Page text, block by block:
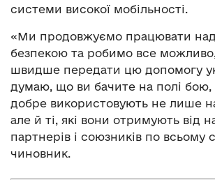
системи високої мобільності.
«Ми продовжуємо працювати
безпекою та робимо все
швидше передати цю допомогу
думаю, що ви бачите на полі бою,
добре використовують не лише
але й ті, які вони отримують від
партнерів і союзників по всьому
чиновник.